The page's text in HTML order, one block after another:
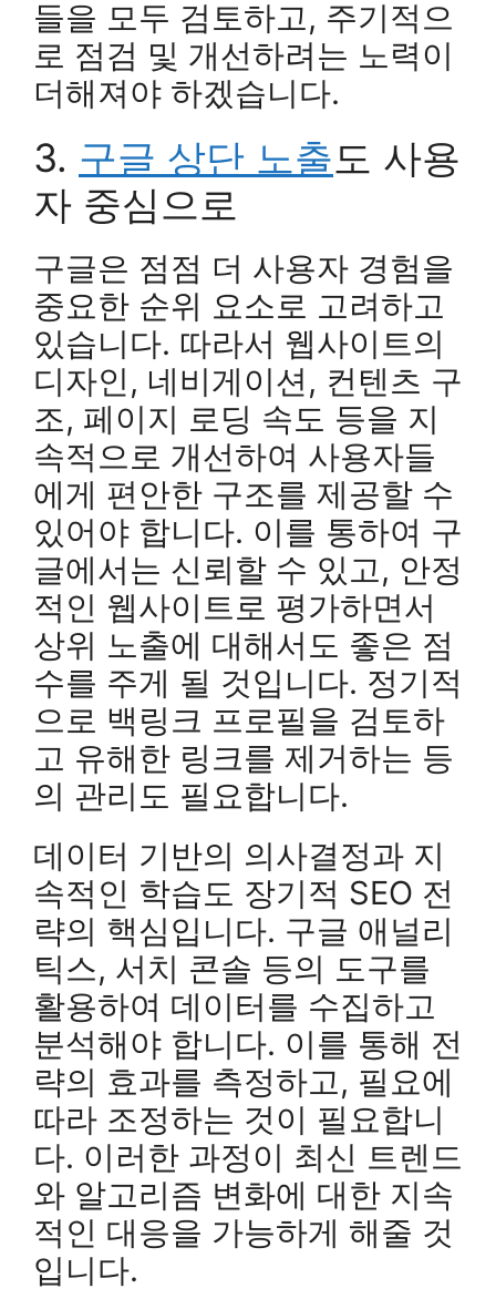
들을 모두 검토하고, 주기적으
로 점검 및 개선하려는 노력이
더해져야 하겠습니다.
3. 구글 상단 노출도 사용
자 중심으로
구글은 점점 더 사용자 경험을
중요한 순위 요소로 고려하고
있습니다. 따라서 웹사이트의
디자인, 네비게이션, 컨텐츠 구
조, 페이지 로딩 속도 등을 지
속적으로 개선하여 사용자들
에게 편안한 구조를 제공할 수
있어야 합니다. 이를 통하여 구
글에서는 신뢰할 수 있고, 안정
적인 웹사이트로 평가하면서
상위 노출에 대해서도 좋은 점
수를 주게 될 것입니다. 정기적
으로 백링크 프로필을 검토하
고 유해한 링크를 제거하는 등
의 관리도 필요합니다.
데이터 기반의 의사결정과 지
속적인 학습도 장기적 SEO 전
략의 핵심입니다. 구글 애널리
틱스, 서치 콘솔 등의 도구를
활용하여 데이터를 수집하고
분석해야 합니다. 이를 통해 전
략의 효과를 측정하고, 필요에
따라 조정하는 것이 필요합니
다. 이러한 과정이 최신 트렌드
와 알고리즘 변화에 대한 지속
적인 대응을 가능하게 해줄 것
입니다.